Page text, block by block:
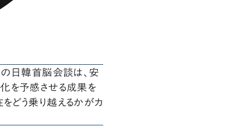
日韓首脳会談は、安
を予感させる成果を
どう乗り越えるかがカ